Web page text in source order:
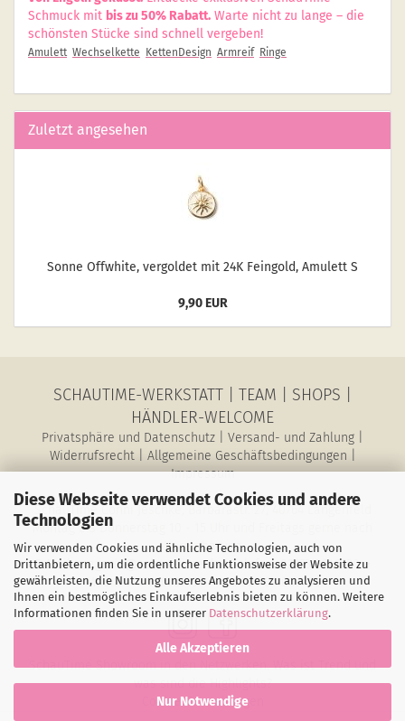
Diese Webseite verwendet Cookies und andere
Technologien
Wir verwenden Cookies und ähnliche Technologien, auch von
Drittanbietern, um die ordentliche Funktionsweise der Website zu
gewährleisten, die Nutzung unseres Angebotes zu analysieren und
Ihnen ein bestmögliches Einkaufserlebnis bieten zu können. Weitere
Informationen finden Sie in unserer Datenschutzerklärung.
Alle Akzeptieren
Nur Notwendige
Schmuck mit bis zu 50% Rabatt. Warte nicht zu lange – die
schönsten Stücke sind schnell vergeben!
Amulett Wechselkette KettenDesign Armreif Ringe
Zuletzt angesehen
Sonne Off­white, ver­gol­det mit 24K Fein­gold, Amu­lett S
9,90 EUR
SCHAUTIME-WERKSTATT TEAM SHOPS
HÄNDLER-WELCOME
Privatsphäre und Datenschutz Versand- und Zahlung
Widerrufsrecht| Allgemeine Geschäftsbedingungen
Impressum
SchauTime Conni Jeschke, Barbarastr. 27, 40764 Langenfeld
Montag bis Donnerstag 10 - 15 Uhr und Freitags gerne nach
Vereinbarung
E-Mail: magazin@schau-time.de • Telefon: 02173-3946730 •
Mobil: 01578-6387198 • Fax: 02173-1068796
SchauTime Showroom in den Netzwerken. Was ist Trend und
was sind die Highlights?
Cookie-Einstellungen